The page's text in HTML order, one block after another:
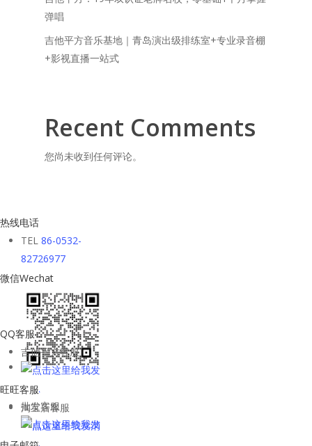
弹唱
吉他平方音乐基地｜青岛演出级排练室+专业录音棚
+影视直播一站式
Recent Comments
您尚未收到任何评论。
热线电话
TEL 86-0532-
82726977
微信Wechat
QQ客服
吉他平方客服
批发客服
旺旺客服
淘宝店客服